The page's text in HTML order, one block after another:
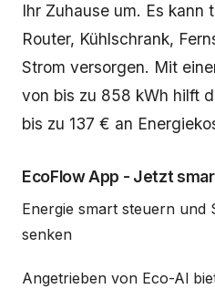
Ihr Zuhause um. Es kann
Router, Kühlschrank,
Strom versorgen. Mit
von bis zu 858 kWh hilft
bis zu 137 € an
EcoFlow App - Jetzt
Energie smart steuern
senken
Angetrieben von Eco-Al